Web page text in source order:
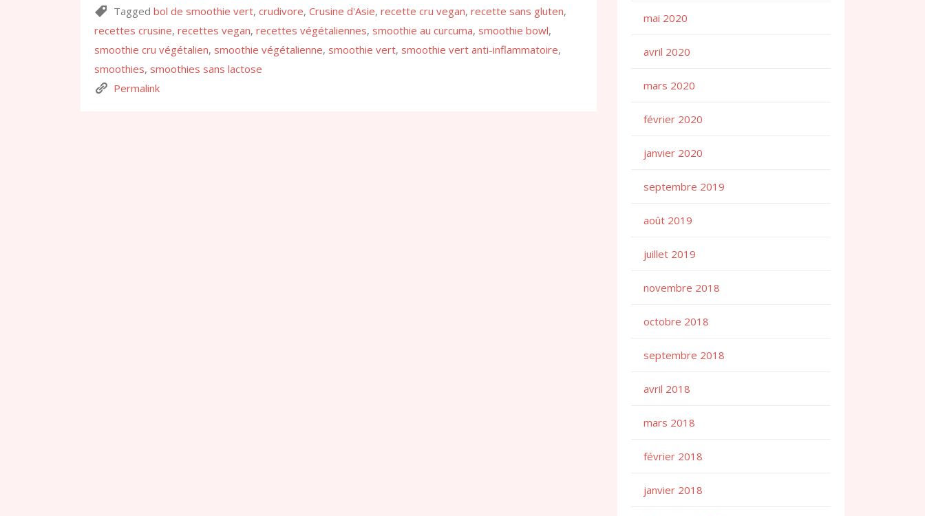
Tagged bol de smoothie vert, crudivore, Crusine d'Asie, recette cru vegan, recette sans gluten,
recettes crusine, recettes vegan, recettes végétaliennes, smoothie au curcuma, smoothie bowl,
smoothie cru végétalien, smoothie végétalienne, smoothie vert, smoothie vert anti-inflammatoire,
smoothies, smoothies sans lactose
Permalink
mai 2020
avril 2020
mars 2020
février 2020
janvier 2020
septembre 2019
août 2019
juillet 2019
novembre 2018
octobre 2018
septembre 2018
avril 2018
mars 2018
février 2018
janvier 2018